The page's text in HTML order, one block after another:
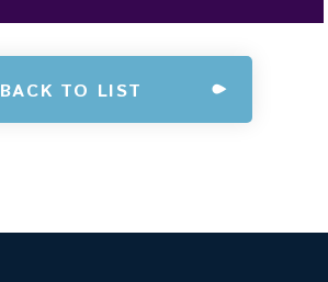
BACK TO LIST